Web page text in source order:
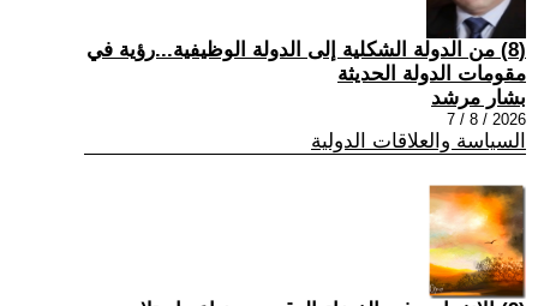
(8) من الدولة الشكلية إلى الدولة الوظيفية...رؤية في
مقومات الدولة الحديثة
بشار مرشد
2026 / 8 / 7
السياسة والعلاقات الدولية